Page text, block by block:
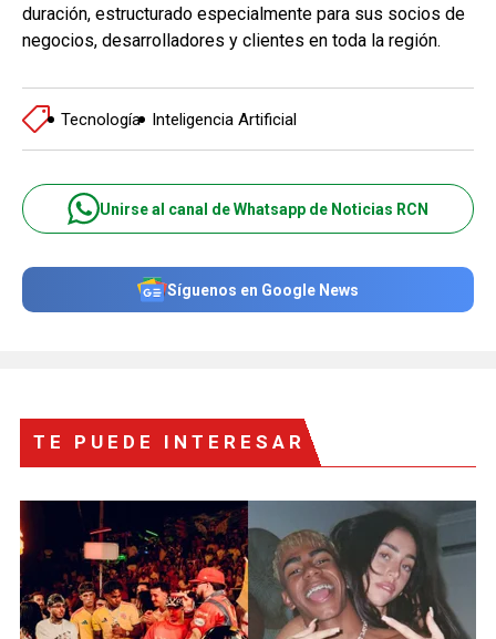
duración, estructurado especialmente para sus socios de
negocios, desarrolladores y clientes en toda la región.
Tecnología Inteligencia Artificial
Unirse al canal de Whatsapp de Noticias RCN
Síguenos en Google News
TE PUEDE INTERESAR